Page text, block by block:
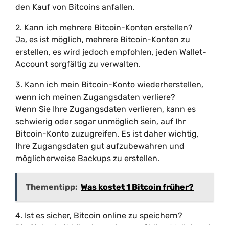
den Kauf von Bitcoins anfallen.
2. Kann ich mehrere Bitcoin-Konten erstellen?
Ja, es ist möglich, mehrere Bitcoin-Konten zu
erstellen, es wird jedoch empfohlen, jeden Wallet-
Account sorgfältig zu verwalten.
3. Kann ich mein Bitcoin-Konto wiederherstellen,
wenn ich meinen Zugangsdaten verliere?
Wenn Sie Ihre Zugangsdaten verlieren, kann es
schwierig oder sogar unmöglich sein, auf Ihr
Bitcoin-Konto zuzugreifen. Es ist daher wichtig,
Ihre Zugangsdaten gut aufzubewahren und
möglicherweise Backups zu erstellen.
Thementipp: Was kostet 1 Bitcoin früher?
4. Ist es sicher, Bitcoin online zu speichern?